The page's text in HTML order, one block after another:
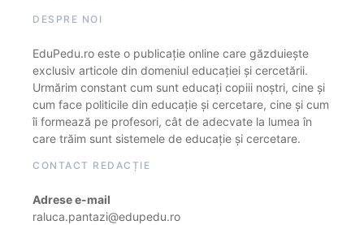
DESPRE NOI
EduPedu.ro este o publicație online care găzduiește
exclusiv articole din domeniul educației și cercetării.
Urmărim constant cum sunt educați copiii noștri, cine și
cum face politicile din educație și cercetare, cine și cum
îi formează pe profesori, cât de adecvate la lumea în
care trăim sunt sistemele de educație și cercetare.
CONTACT REDACȚIE
Adrese e-mail
raluca.pantazi@edupedu.ro